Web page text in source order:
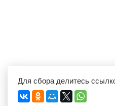
Для сбора делитесь